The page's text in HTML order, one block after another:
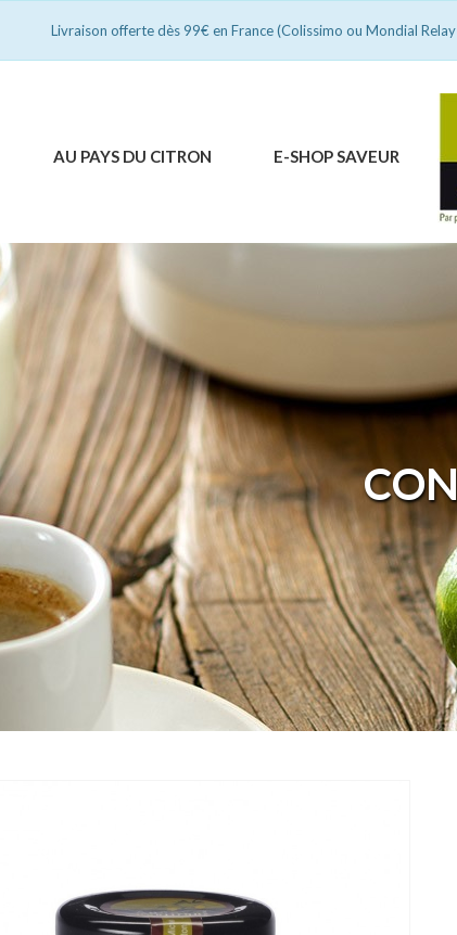
Livraison offerte dès 99€ en France (Colissimo ou Mondial
AU PAYS DU CITRON E-SHOP SAVEUR